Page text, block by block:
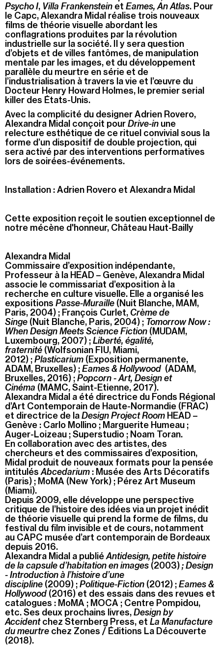
PsychoI, Villa Frankenstein et Eames, An Atlas. Pour
le Capc, Alexandra Midal réalise trois nouveaux
films de théorie visuelle abordant les
conflagrations produites par la révolution
industrielle sur la société. Il y sera question
d’objets et de villes fantômes, de manipulation
mentale par les images, et du développement
parallèle du meurtre en série et de
l’industrialisation à travers la vie et l’œuvre du
Docteur Henry Howard Holmes, le premier serial
killer des États-Unis.
Avec la complicité du designer Adrien Rovero,
Alexandra Midal conçoit pourDrive-in une
relecture esthétique de ce rituel convivial sous la
forme d’un dispositif de double projection, qui
sera activé par des interventions performatives
lors de soirées-événements.
Installation : Adrien Rovero et Alexandra Midal
Cette exposition reçoit le soutien exceptionnel de
notre mécène d'honneur, Château Haut-Bailly
Alexandra Midal
Commissaire d’exposition indépendante,
Professeur à la HEAD – Genève, Alexandra Midal
associe le commissariat d’exposition à la
recherche en culture visuelle. Elle a organisé les
expositions Passe-Muraille (Nuit Blanche, MAM,
Paris, 2004) ; François Curlet, Crème de
Singe (Nuit Blanche, Paris, 2004) ; Tomorrow Now :
When Design Meets Science Fiction (MUDAM,
Luxembourg, 2007) ;Liberté, égalité,
fraternité (Wolfsonian FIU, Miami,
2012) ;Plasticarium (Exposition permanente,
ADAM, Bruxelles) ;Eames & Hollywood (ADAM,
Bruxelles, 2016) ;Popcorn - Art, Design et
Cinéma (MAMC, Saint-Etienne, 2017).
Alexandra Midal a été directrice du Fonds Régional
d’Art Contemporain de Haute-Normandie (FRAC)
et directrice de laDesign Project Room HEAD –
Genève : Carlo Mollino ; Marguerite Humeau ;
Auger-Loizeau ; Superstudio ; Noam Toran.
En collaboration avec des artistes, des
chercheurs et des commissaires d’exposition,
Midal produit de nouveaux formats pour la pensée
intitulés Abcedarium : Musée des Arts Décoratifs
(Paris) ; MoMA (New York) ; Pérez Art Museum
(Miami).
Depuis 2009, elle développe une perspective
critique de l’histoire des idées via un projet inédit
de théorie visuelle qui prend la forme de films, du
festival du film invisible et de cours, notamment
au CAPC musée d’art contemporain de Bordeaux
depuis 2016.
Alexandra Midal a publiéAntidesign, petite histoire
de la capsule d’habitation en images (2003); Design
-Introduction à l’histoire d’une
discipline (2009) ;Politique-Fiction (2012) ;Eames &
Hollywood (2016) et des essais dans des revues et
catalogues : MoMA ; MOCA ; Centre Pompidou,
etc. Ses deux prochains livres,Design by
Accidentchez Sternberg Press, et La Manufacture
du meurtre chez Zones / Éditions La Découverte
(2018).